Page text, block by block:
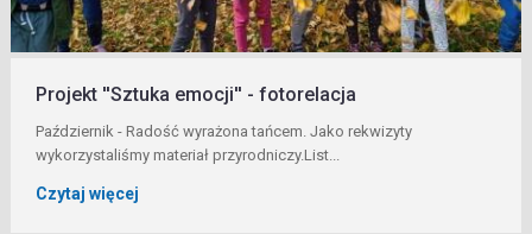
Projekt ''Sztuka emocji'' - fotorelacja
Październik - Radość wyrażona tańcem. Jako rekwizyty
wykorzystaliśmy materiał przyrodniczy.List...
Czytaj więcej